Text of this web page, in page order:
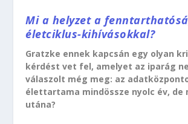
Mi a helyzet a
életciklus-kihívásokkal?
Gratzke ennek kapcsán egy olyan
kérdést vet fel, amelyet az iparág
válaszolt még meg: az
élettartama mindössze nyolc év, de
utána?